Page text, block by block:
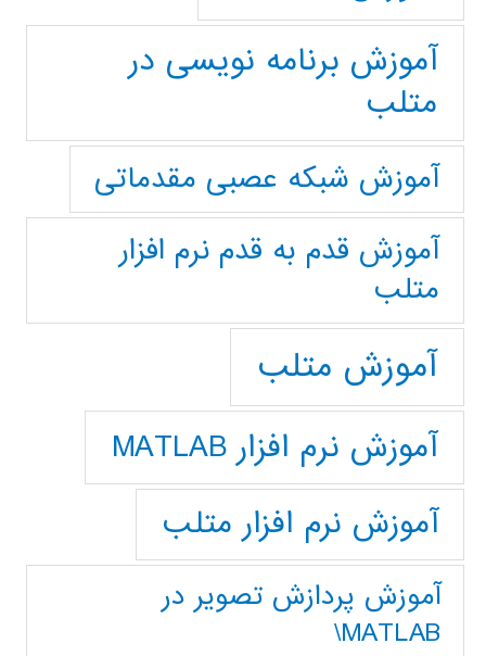
آموزش برنامه نویسی در
متلب
آموزش شبکه عصبی مقدماتی
آموزش قدم به قدم نرم افزار
متلب
آموزش متلب
آموزش نرم افزار MATLAB
آموزش نرم افزار متلب
آموزش پردازش تصوير در
MATLAB\